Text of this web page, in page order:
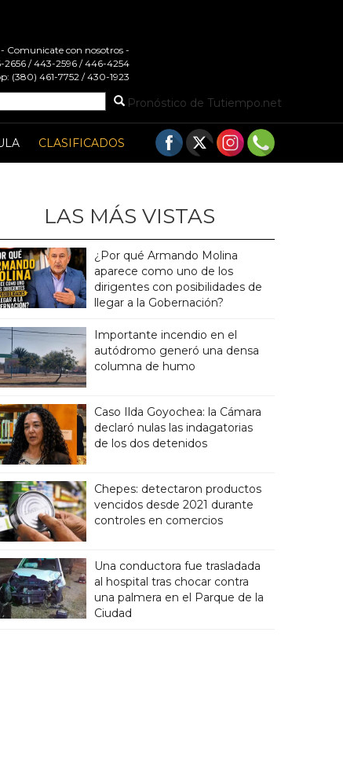
- Comunicate con nosotros -
2656 / 443-2596 / 446-4254
(380) 461-7752 / 430-1923
Pronóstico de Tutiempo.net
CLASIFICADOS
LAS MÁS VISTAS
¿Por qué Armando Molina
aparece como uno de los
dirigentes con posibilidades de
llegar a la Gobernación?
Importante incendio en el
autódromo generó una densa
columna de humo
Caso Ilda Goyochea: la Cámara
declaró nulas las indagatorias
de los dos detenidos
Chepes: detectaron productos
vencidos desde 2021 durante
controles en comercios
Una conductora fue trasladada
al hospital tras chocar contra
una palmera en el Parque de la
Ciudad